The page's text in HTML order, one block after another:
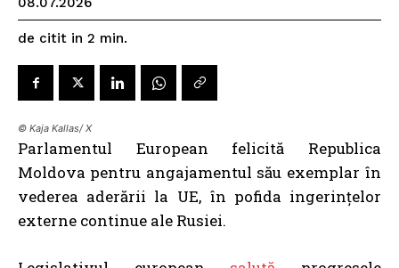
de citit in 2 min.
© Kaja Kallas/ X
Parlamentul European felicită Republica
Moldova pentru angajamentul său exemplar în
vederea aderării la UE, în pofida ingerințelor
externe continue ale Rusiei.